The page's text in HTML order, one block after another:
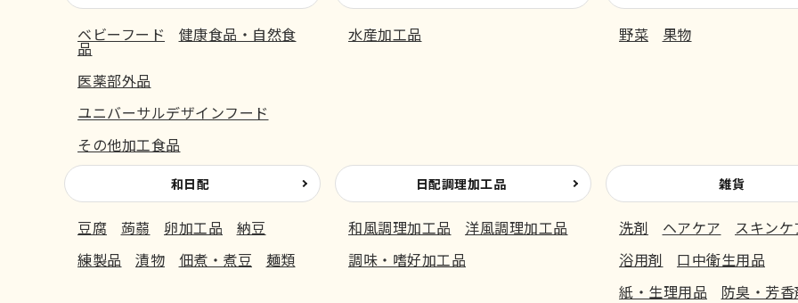
ベビーフード 健康食品・自然食
品
医薬部外品
ユニバーサルデザインフード
その他加工食品
水産加工品 野菜 果物
和日配
豆腐 蒟蒻 卵加工品
納豆
練製品
漬物 佃煮・煮豆 麺類
日配調理加工品
和風調理加工品
洋風調理加工品
調味・嗜好加工品
雑貨
洗剤 ヘアケア
スキンケ
浴用剤
口中衛生用品
紙・生理用品
防臭・芳香